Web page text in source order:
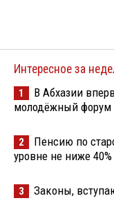
Интересное за
1
В Абхазии
молодёжный форум
2
Пенсию по
уровне не ниже 40%
3 Законы,